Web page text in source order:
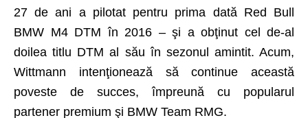
27 de ani a pilotat pentru prima dată Red Bull
BMW M4 DTM în 2016 – şi a obţinut cel de-al
doilea titlu DTM al său în sezonul amintit. Acum,
Wittmann intenţionează să continue această
poveste de succes, împreună cu popularul
partener premium şi BMW Team RMG.